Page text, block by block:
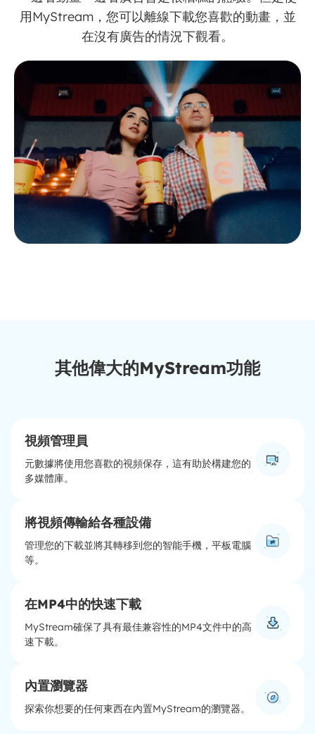
用MyStream，您可以離線下載您喜歡的動畫，並
在沒有廣告的情況下觀看。
其他偉大的MyStream功能
視頻管理員
元數據將使用您喜歡的視頻保存，這有助於構建您的
多媒體庫。
將視頻傳輸給各種設備
管理您的下載並將其轉移到您的智能手機，平板電腦
等。
在MP4中的快速下載
MyStream確保了具有最佳兼容性的MP4文件中的高
速下載。
內置瀏覽器
探索你想要的任何東西在內置MyStream的瀏覽器。